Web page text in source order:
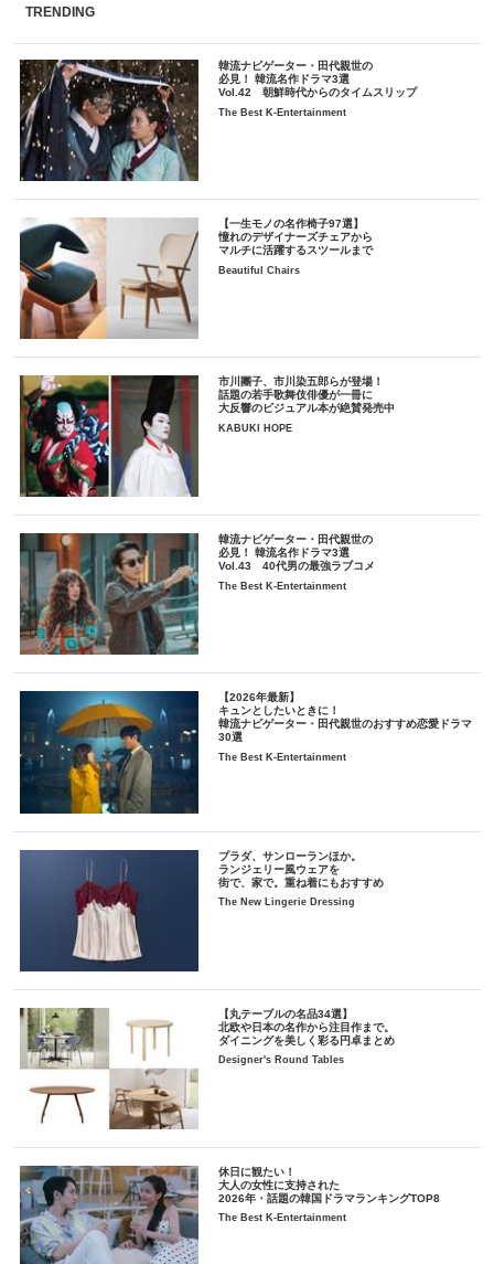
TRENDING
韓流ナビゲーター・田代親世の
必見！ 韓流名作ドラマ3選
Vol.42 朝鮮時代からのタイムスリップ
The Best K-Entertainment
【一生モノの名作椅子97選】
憧れのデザイナーズチェアから
マルチに活躍するスツールまで
Beautiful Chairs
市川團子、市川染五郎らが登場！
話題の若手歌舞伎俳優が一冊に
大反響のビジュアル本が絶賛発売中
KABUKI HOPE
韓流ナビゲーター・田代親世の
必見！ 韓流名作ドラマ3選
Vol.43 40代男の最強ラブコメ
The Best K-Entertainment
【2026年最新】
キュンとしたいときに！
韓流ナビゲーター・田代親世のおすすめ恋愛ドラマ
30選
The Best K-Entertainment
プラダ、サンローランほか。
ランジェリー風ウェアを
街で、家で。重ね着にもおすすめ
The New Lingerie Dressing
【丸テーブルの名品34選】
北欧や日本の名作から注目作まで。
ダイニングを美しく彩る円卓まとめ
Designer's Round Tables
休日に観たい！
大人の女性に支持された
2026年・話題の韓国ドラマランキングTOP8
The Best K-Entertainment